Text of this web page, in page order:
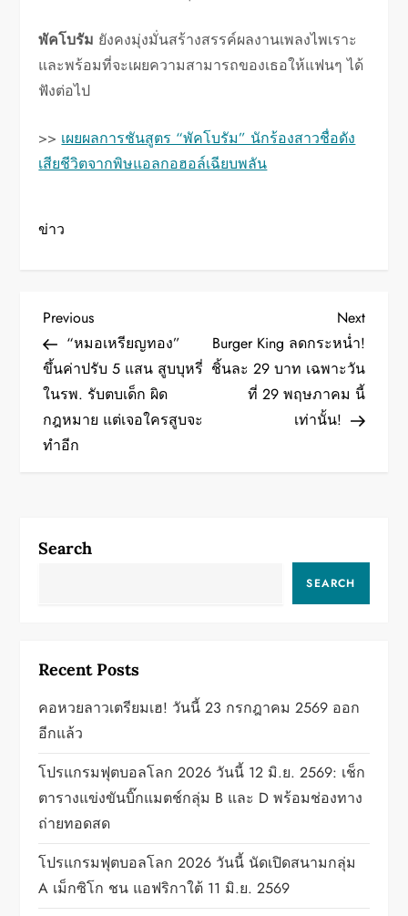
พัคโบรัม ยังคงมุ่งมั่นสร้างสรรค์ผลงานเพลงไพเราะ
และพร้อมที่จะเผยความสามารถของเธอให้แฟนๆ ได้
ฟังต่อไป
>> เผยผลการชันสูตร “พัคโบรัม” นักร้องสาวชื่อดัง
เสียชีวิตจากพิษแอลกอฮอล์เฉียบพลัน
ข่าว
P
o
s
t
v
a
t
i
o
n
Previous
Post
Previous
“หมอเหรียญทอง”
ขึ้นค่าปรับ 5 แสน สูบบุหรี่
ในรพ. รับตบเด็ก ผิด
กฎหมาย แต่เจอใครสูบจะ
ทำอีก
Next
Post
Next
Burger King ลดกระหน่ำ!
ชิ้นละ 29 บาท เฉพาะวัน
ที่ 29 พฤษภาคม นี้
เท่านั้น!
Search
SEARCH
Recent Posts
คอหวยลาวเตรียมเฮ! วันนี้ 23 กรกฎาคม 2569 ออก
อีกแล้ว
โปรแกรมฟุตบอลโลก 2026 วันนี้ 12 มิ.ย. 2569: เช็ก
ตารางแข่งขันบิ๊กแมตช์กลุ่ม B และ D พร้อมช่องทาง
ถ่ายทอดสด
โปรแกรมฟุตบอลโลก 2026 วันนี้ นัดเปิดสนามกลุ่ม
A เม็กซิโก ชน แอฟริกาใต้ 11 มิ.ย. 2569